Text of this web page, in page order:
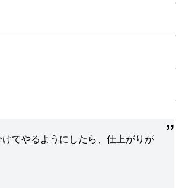
てやるようにしたら、仕上がりが